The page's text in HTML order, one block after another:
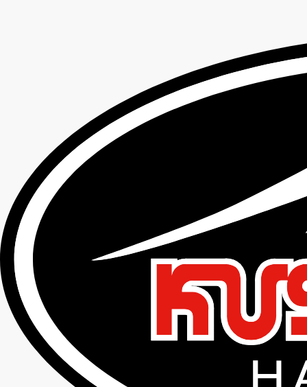
KUSHITANI K-2878 WINTER ARCANA
TOP
防寒テキスタイルウェア
K-2878 WINTER ARCANA JACKET
K-2878 WINTER ARCANA
JACKET
ウインターアーカナジャケット